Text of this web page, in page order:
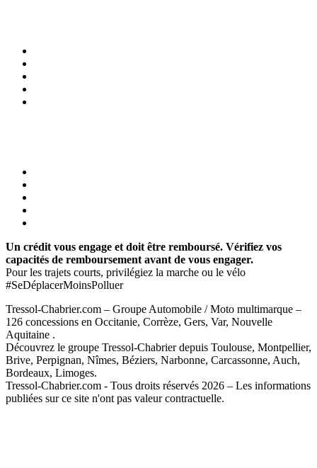
Un crédit vous engage et doit être remboursé. Vérifiez vos
capacités de remboursement avant de vous engager.
Pour les trajets courts, privilégiez la marche ou le vélo
#SeDéplacerMoinsPolluer
Tressol-Chabrier.com – Groupe Automobile / Moto multimarque –
126 concessions en Occitanie, Corrèze, Gers, Var, Nouvelle
Aquitaine .
Découvrez le groupe Tressol-Chabrier depuis Toulouse, Montpellier,
Brive, Perpignan, Nîmes, Béziers, Narbonne, Carcassonne, Auch,
Bordeaux, Limoges.
Tressol-Chabrier.com - Tous droits réservés 2026 – Les informations
publiées sur ce site n'ont pas valeur contractuelle.